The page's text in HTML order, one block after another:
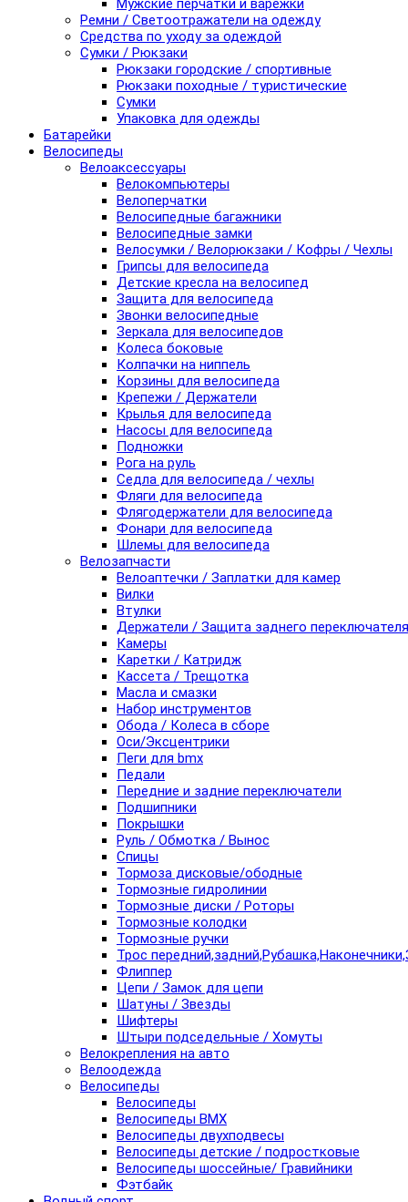
Мужские перчатки и варежки
Ремни / Светоотражатели на одежду
Средства по уходу за одеждой
Сумки / Рюкзаки
Рюкзаки городские / спортивные
Рюкзаки походные / туристические
Сумки
Упаковка для одежды
Батарейки
Велосипеды
Велоаксессуары
Велокомпьютеры
Велоперчатки
Велосипедные багажники
Велосипедные замки
Велосумки / Велорюкзаки / Кофры / Чехлы
Грипсы для велосипеда
Детские кресла на велосипед
Защита для велосипеда
Звонки велосипедные
Зеркала для велосипедов
Колеса боковые
Колпачки на ниппель
Корзины для велосипеда
Крепежи / Держатели
Крылья для велосипеда
Насосы для велосипеда
Подножки
Рога на руль
Седла для велосипеда / чехлы
Фляги для велосипеда
Флягодержатели для велосипеда
Фонари для велосипеда
Шлемы для велосипеда
Велозапчасти
Велоаптечки / Заплатки для камер
Вилки
Втулки
Держатели / Защита заднего переключателя
Камеры
Каретки / Катридж
Кассета / Трещотка
Масла и смазки
Набор инструментов
Обода / Колеса в сборе
Оси/Эксцентрики
Пеги для bmx
Педали
Передние и задние переключатели
Подшипники
Покрышки
Руль / Обмотка / Вынос
Спицы
Тормоза дисковые/ободные
Тормозные гидролинии
Тормозные диски / Роторы
Тормозные колодки
Тормозные ручки
Трос
Флиппер
Цепи / Замок для цепи
Шатуны / Звезды
Шифтеры
Штыри подседельные / Хомуты
Велокрепления на авто
Велоодежда
Велосипеды
Велосипеды
Велосипеды BMX
Велосипеды двухподвесы
Велосипеды детские / подростковые
Велосипеды шоссейные/ Гравийники
Фэтбайк